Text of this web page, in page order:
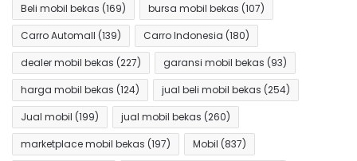
Beli mobil bekas (169) bursa mobil bekas (107)
Carro Automall (139) Carro Indonesia (180)
dealer mobil bekas (227) garansi mobil bekas (93)
harga mobil bekas (124) jual beli mobil bekas (254)
Jual mobil (199) jual mobil bekas (260)
marketplace mobil bekas (197) Mobil (837)